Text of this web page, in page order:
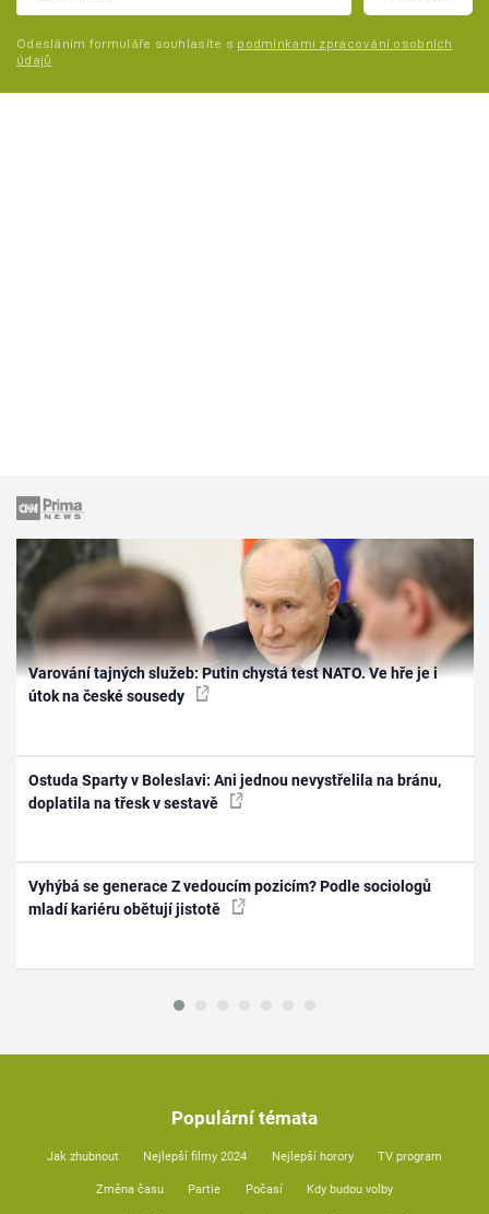
Odesláním formuláře souhlasíte s podmínkami zpracování osobních
údajů
Varování tajných služeb: Putin chystá test NATO. Ve hře je i
útok na české sousedy
Ostuda Sparty v Boleslavi: Ani jednou nevystřelila na bránu,
doplatila na třesk v sestavě
Vyhýbá se generace Z vedoucím pozicím? Podle sociologů
mladí kariéru obětují jistotě
Populární témata
Jak zhubnout Nejlepší filmy 2024 Nejlepší horory TV program
Změna času Partie Počasí Kdy budou volby